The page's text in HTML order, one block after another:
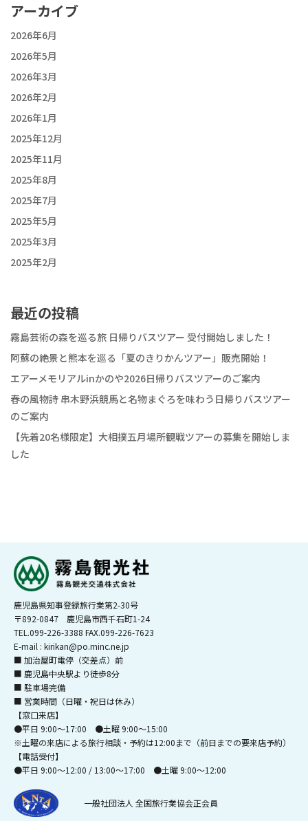
アーカイブ
2026年6月
2026年5月
2026年3月
2026年2月
2026年1月
2025年12月
2025年11月
2025年8月
2025年7月
2025年5月
2025年3月
2025年2月
最近の投稿
霧島芸術の森を巡る旅 日帰りバスツアー 受付開始しました！
阿蘇の絶景と熊本を巡る「夏のきりかんツアー」販売開始！
エアーメモリアルinかのや2026日帰りバスツアーのご案内
春の風物詩 串木野浜競馬と名物まぐろを味わう日帰りバスツアー
のご案内
【先着20名様限定】大相撲五月場所観戦ツアーの募集を開始しま
した
鹿児島県知事登録旅行業第2-30号
〒892-0847 鹿児島市西千石町1-24
TEL.099-226-3388 FAX.099-226-7623
E-mail : kirikan@po.minc.ne.jp
■ 加治屋町電停（交差点）前
■ 鹿児島中央駅より徒歩8分
■ 駐車場完備
■ 営業時間（日曜・祝日は休み）
【窓口来店】
●平日 9:00～17:00 ●土曜 9:00～15:00
※土曜の来店による旅行相談・予約は12:00まで（前日までの要来店予約）
【電話受付】
●平日 9:00～12:00 / 13:00～17:00 ●土曜 9:00～12:00
一般社団法人 全国旅行業協会正会員